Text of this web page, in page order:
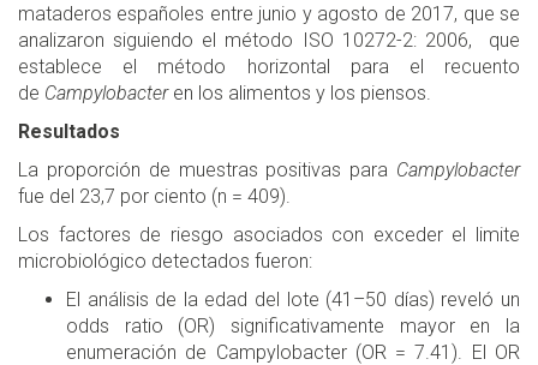
mataderos españoles entre junio y agosto de 2017, que se
analizaron siguiendo el método ISO 10272-2: 2006, que
establece el método horizontal para el recuento
de Campylobacter en los alimentos y los piensos.
Resultados
La proporción de muestras positivas para Campylobacter
fue del 23,7 por ciento (n = 409).
Los factores de riesgo asociados con exceder el limite
microbiológico detectados fueron:
El análisis de la edad del lote (41–50 días) reveló un
odds ratio (OR) significativamente mayor en la
enumeración de Campylobacter (OR = 7.41). El OR